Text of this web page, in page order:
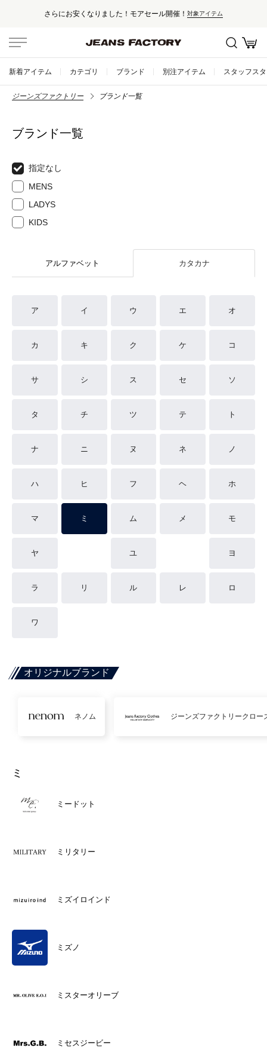
さらにお安くなりました！モアセール開催！ 対象アイテム
新着アイテム カテゴリ ブランド 別注アイテム スタッフス
ジーンズファクトリー ブランド一覧
ブランド一覧
指定なし
MENS
LADYS
KIDS
アルファベット カタカナ
ア イ ウ エ オ
カ キ ク ケ コ
サ シ ス セ ソ
タ チ ツ テ ト
ナ ニ ヌ ネ ノ
ハ ヒ フ ヘ ホ
マ ミ ム メ モ
ヤ ユ ヨ
ラ リ ル レ ロ
ワ
オリジナルブランド
ネノム ジーンズファクトリークロー
ミ
ミードット
ミリタリー
ミズイロインド
ミズノ
ミスターオリーブ
ミセスジービー